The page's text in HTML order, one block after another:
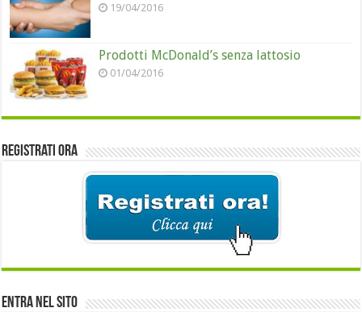
19/04/2016
Prodotti McDonald’s senza lattosio
01/04/2016
Registrati ora
Entra nel sito